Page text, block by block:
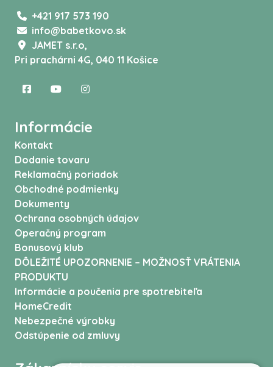
+421 917 573 190
info@babetkovo.sk
JAMET s.r.o,
Pri prachárni 4G, 040 11 Košice
Informácie
Kontakt
Dodanie tovaru
Reklamačný poriadok
Obchodné podmienky
Dokumenty
Ochrana osobných údajov
Operačný program
Bonusový klub
DÔLEŽITÉ UPOZORNENIE – MOŽNOSŤ VRÁTENIA
PRODUKTU
Informácie a poučenia pre spotrebiteľa
HomeCredit
Nebezpečné výrobky
Odstúpenie od zmluvy